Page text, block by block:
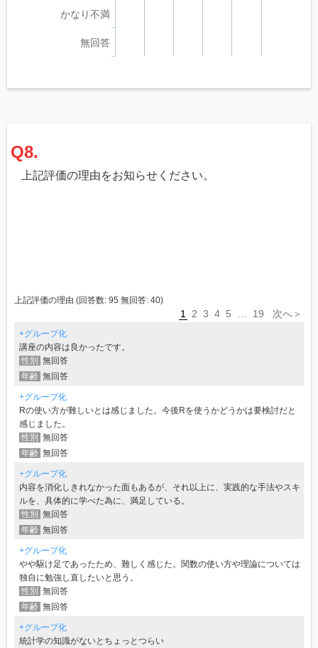
かなり不満
無回答
Q8.
上記評価の理由をお知らせください。
上記評価の理由 (回答数: 95 無回答: 40)
1 2 3 4 5 19 次へ＞
+グループ化
講座の内容は良かったです。
性別
無回答
年齢 無回答
+グループ化
Rの使い方が難しいとは感じました。今後Rを使うかどうかは要検討だと
感じました。
性別
無回答
年齢 無回答
+グループ化
内容を消化しきれなかった面もあるが、それ以上に、実践的な手法やスキ
ルを、具体的に学べた為に、満足している。
性別
無回答
年齢 無回答
+グループ化
やや駆け足であったため、難しく感じた。関数の使い方や理論については
独自に勉強し直したいと思う。
性別
無回答
年齢 無回答
+グループ化
統計学の知識がないとちょっとつらい